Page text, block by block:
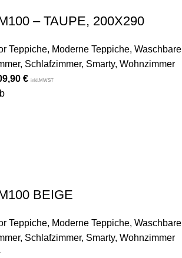
– TAUPE, 200X290
Teppiche, Moderne Teppiche, Waschbare
, Schlafzimmer, Smarty, Wohnzimmer
€ inkl.MWST
BEIGE
Teppiche, Moderne Teppiche, Waschbare
, Schlafzimmer, Smarty, Wohnzimmer